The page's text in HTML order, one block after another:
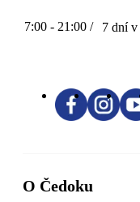
7:00 - 21:00 / 7 dní v
O Čedoku